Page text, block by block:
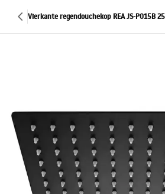
Vierkante regendouchekop REA JS-P015B